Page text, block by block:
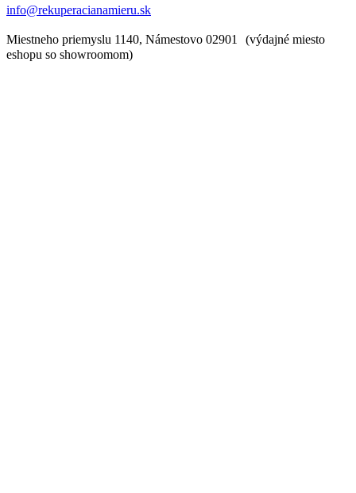
info@rekuperacianamieru.sk
Miestneho priemyslu 1140, Námestovo 02901 (výdajné miesto
eshopu so showroomom)